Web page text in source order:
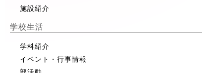
施設紹介
学校生活
学科紹介
イベント・行事情報